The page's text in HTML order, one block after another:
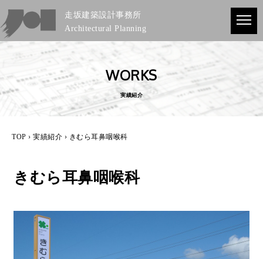
走坂建築設計事務所
Architectural Planning
WORKS
実績紹介
TOP ›実績紹介 › きむら耳鼻咽喉科
きむら耳鼻咽喉科